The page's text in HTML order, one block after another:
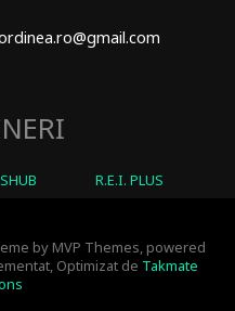
R.E.I. PLUS
by MVP Themes, powered
Optimizat de Takmate